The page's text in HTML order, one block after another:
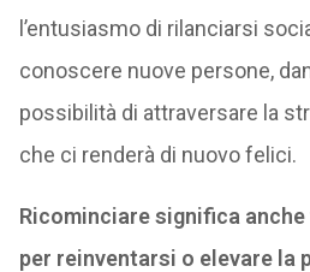
l’entusiasmo di rilanciarsi
conoscere nuove persone,
possibilità di attraversare la
che ci renderà di nuovo felici.
Ricominciare significa
per reinventarsi o elevare la